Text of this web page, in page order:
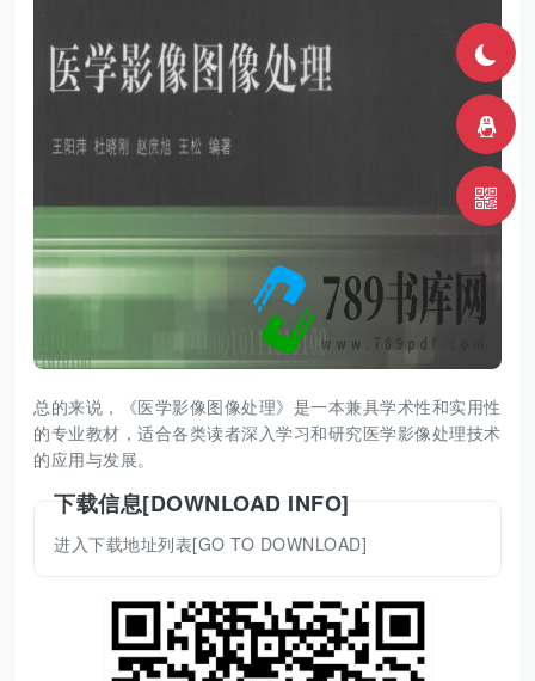
总的来说，《医学影像图像处理》是一本兼具学术性和实用性
的专业教材，适合各类读者深入学习和研究医学影像处理技术
的应用与发展。
下载信息[DOWNLOAD INFO]
进入下载地址列表[GO TO DOWNLOAD]